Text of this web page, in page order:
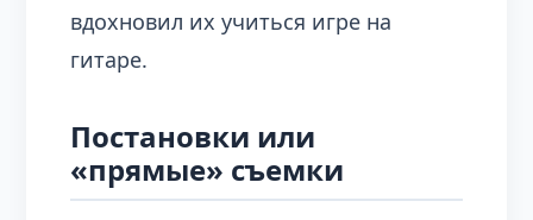
вдохновил их учиться игре на
гитаре.
Постановки или
«прямые» съемки